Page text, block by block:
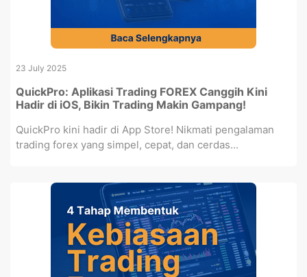
23 July 2025
QuickPro: Aplikasi Trading FOREX Canggih Kini
Hadir di iOS, Bikin Trading Makin Gampang!
QuickPro kini hadir di App Store! Nikmati pengalaman
trading forex yang simpel, cepat, dan cerdas...